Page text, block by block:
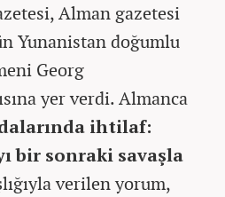
Alman gazetesi
Yunanistan doğumlu
Georg
yer verdi. Almanca
ihtilaf:
bir sonraki savaşla
verilen yorum,